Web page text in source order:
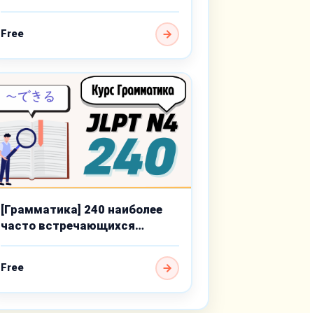
тем базового уровня
Free
[Грамматика] 240 наиболее
часто встречающихся
пунктов для JLPT N4
Free